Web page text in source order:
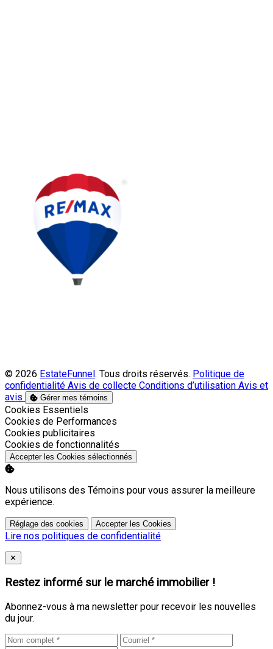
© 2026 EstateFunnel . Tous droits réservés. Politique de
confidentialité Avis de collecte Conditions d’utilisation Avis et
avis
Gérer mes témoins
Activer
Cookies Essentiels
Activer
Cookies de Performances
Activer
Cookies publicitaires
Activer
Cookies de fonctionnalités
Accepter les Cookies sélectionnés
Nous utilisons des Témoins pour vous assurer la meilleure
expérience.
Réglage des cookies Accepter les Cookies
Lire nos politiques de confidentialité
Close
✕
Restez informé sur le marché immobilier !
Abonnez-vous à ma newsletter pour recevoir les nouvelles
du jour.